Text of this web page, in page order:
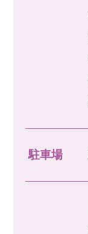
駐車場